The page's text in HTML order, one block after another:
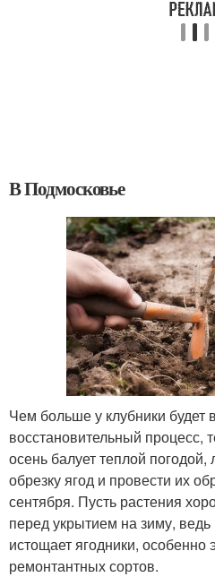
В Подмосковье
Чем больше у клубники будет
восстановительный процесс,
осень балует теплой погодой,
обрезку ягод и провести их
сентября. Пусть растения
перед укрытием на зиму,
истощает ягодники, особенно
ремонтантных сортов.